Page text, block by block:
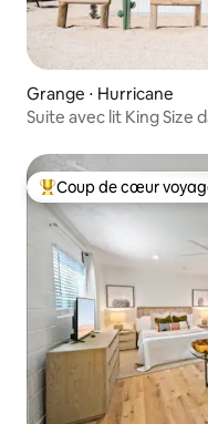
Grange ⋅ Hurricane
Suite avec lit King Size
Coups de cœur
Coup de cœur